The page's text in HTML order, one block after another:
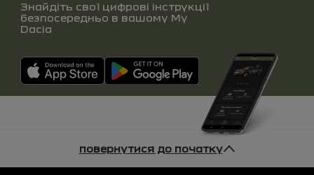
Знайдіть свої цифрові інструкції
безпосередньо в вашому My
Dacia
повернутися до початку